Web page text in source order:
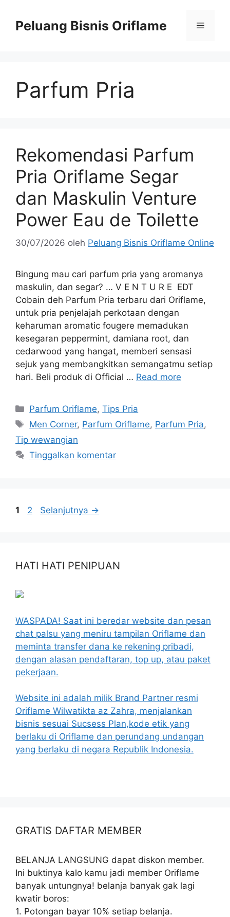
Peluang Bisnis Oriflame
Parfum Pria
Rekomendasi Parfum
Pria Oriflame Segar
dan Maskulin Venture
Power Eau de Toilette
30/07/2026 oleh Peluang Bisnis Oriflame Online
Bingung mau cari parfum pria yang aromanya
maskulin, dan segar? … V E N T U R E EDT
Cobain deh Parfum Pria terbaru dari Oriflame,
untuk pria penjelajah perkotaan dengan
keharuman aromatic fougere memadukan
kesegaran peppermint, damiana root, dan
cedarwood yang hangat, memberi sensasi
sejuk yang membangkitkan semangatmu setiap
hari. Beli produk di Official … Read more
Parfum Oriflame,Tips Pria
Men Corner, Parfum Oriflame, Parfum Pria,
Tip wewangian
Tinggalkan komentar
1 2 Selanjutnya →
HATI HATI PENIPUAN
WASPADA! Saat ini beredar website dan pesan
chat palsu yang meniru tampilan Oriflame dan
meminta transfer dana ke rekening pribadi,
dengan alasan pendaftaran, top up, atau paket
pekerjaan.
Website ini adalah milik Brand Partner resmi
Oriflame Wilwatikta az Zahra, menjalankan
bisnis sesuai Sucsess Plan,kode etik yang
berlaku di Oriflame dan perundang undangan
yang berlaku di negara Republik Indonesia.
GRATIS DAFTAR MEMBER
BELANJA LANGSUNG dapat diskon member.
Ini buktinya kalo kamu jadi member Oriflame
banyak untungnya! belanja banyak gak lagi
kwatir boros:
1. Potongan bayar 10% setiap belanja.